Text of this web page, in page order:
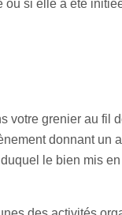
ou si elle a été
votre grenier au fil
donnant un
le bien mis